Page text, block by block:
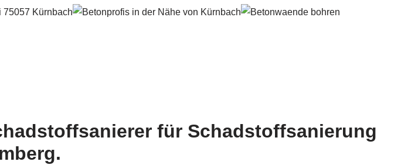
für Schadstoffsanierung